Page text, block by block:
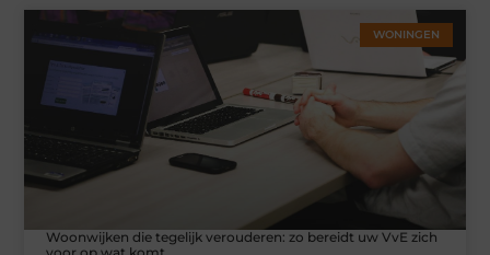
WONINGEN
Woonwijken die tegelijk verouderen: zo bereidt uw VvE zich